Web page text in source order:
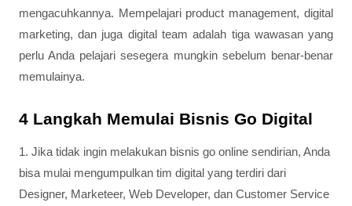
mengacuhkannya. Mempelajari product management, digital
marketing, dan juga digital team adalah tiga wawasan yang
perlu Anda pelajari sesegera mungkin sebelum benar-benar
memulainya.
4 Langkah Memulai Bisnis Go Digital
1. Jika tidak ingin melakukan bisnis go online sendirian, Anda
bisa mulai mengumpulkan tim digital yang terdiri dari
Designer, Marketeer, Web Developer, dan Customer Service